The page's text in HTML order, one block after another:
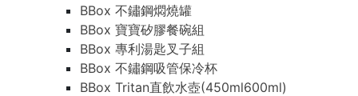
BBox 不鏽鋼燜燒罐
BBox 寶寶矽膠餐碗組
BBox 專利湯匙叉子組
BBox 不鏽鋼吸管保冷杯
BBox Tritan直飲水壺(450ml600ml)